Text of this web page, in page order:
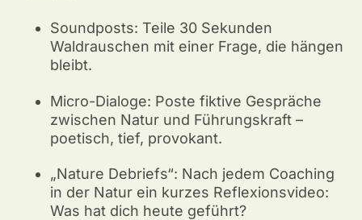
Soundposts: Teile 30 Sekunden
Waldrauschen mit einer Frage, die hängen
bleibt.
Micro-Dialoge: Poste fiktive Gespräche
zwischen Natur und Führungskraft –
poetisch, tief, provokant.
„Nature Debriefs“: Nach jedem Coaching
in der Natur ein kurzes Reflexionsvideo:
Was hat dich heute geführt?